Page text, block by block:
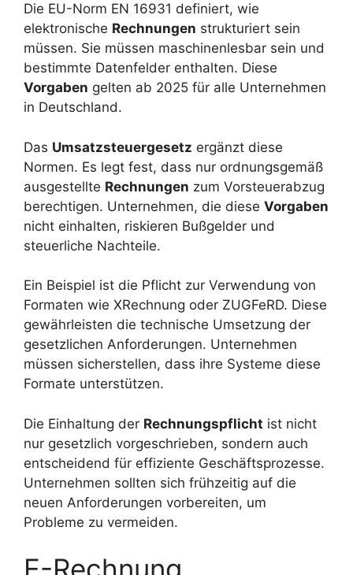
Die EU-Norm EN 16931 definiert, wie
elektronische Rechnungen strukturiert sein
müssen. Sie müssen maschinenlesbar sein und
bestimmte Datenfelder enthalten. Diese
Vorgaben gelten ab 2025 für alle Unternehmen
in Deutschland.
Das Umsatzsteuergesetz ergänzt diese
Normen. Es legt fest, dass nur ordnungsgemäß
ausgestellte Rechnungen zum Vorsteuerabzug
berechtigen. Unternehmen, die diese Vorgaben
nicht einhalten, riskieren Bußgelder und
steuerliche Nachteile.
Ein Beispiel ist die Pflicht zur Verwendung von
Formaten wie XRechnung oder ZUGFeRD. Diese
gewährleisten die technische Umsetzung der
gesetzlichen Anforderungen. Unternehmen
müssen sicherstellen, dass ihre Systeme diese
Formate unterstützen.
Die Einhaltung der Rechnungspflicht ist nicht
nur gesetzlich vorgeschrieben, sondern auch
entscheidend für effiziente Geschäftsprozesse.
Unternehmen sollten sich frühzeitig auf die
neuen Anforderungen vorbereiten, um
Probleme zu vermeiden.